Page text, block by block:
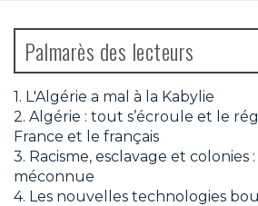
Palmarès des lecteurs
1. L'Algérie a mal à la Kabylie
2. Algérie : tout s’écroule et le
France et le français
3. Racisme, esclavage et colonies
méconnue
4. Les nouvelles technologies